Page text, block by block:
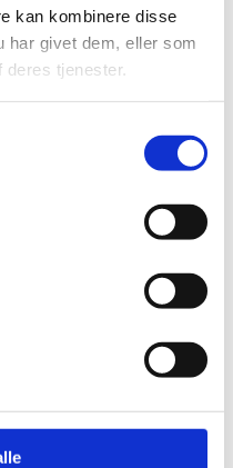
kan kombinere disse
har givet dem, eller som
deres tjenester.